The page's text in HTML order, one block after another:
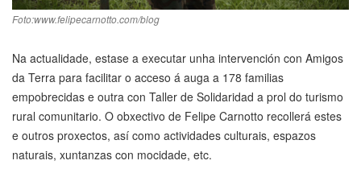
Foto:www.felipecarnotto.com/blog
Na actualidade, estase a executar unha intervención con Amigos
da Terra para facilitar o acceso á auga a 178 familias
empobrecidas e outra con Taller de Solidaridad a prol do turismo
rural comunitario. O obxectivo de Felipe Carnotto recollerá estes
e outros proxectos, así como actividades culturais, espazos
naturais, xuntanzas con mocidade, etc.